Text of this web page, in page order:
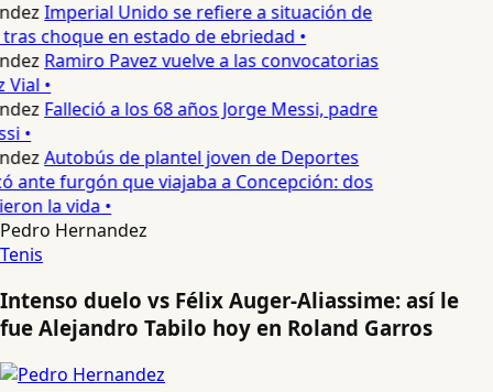
Imperial Unido se refiere a situación de
choque en estado de ebriedad •
Ramiro Pavez vuelve a las convocatorias
•
Falleció a los 68 años Jorge Messi, padre
•
Autobús de plantel joven de Deportes
ante furgón que viajaba a Concepción: dos
la vida •
Pedro Hernandez
Tenis
Intenso duelo vs Félix Auger-Aliassime: así le
fue Alejandro Tabilo hoy en Roland Garros